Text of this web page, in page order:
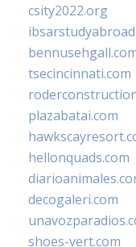
csity2022.org
tsecincinnati.com
plazabatai.com
hellonquads.com
decogaleri.com
shoes-vert.com